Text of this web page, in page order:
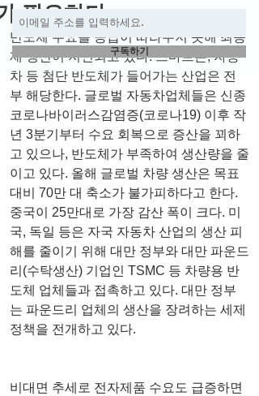
필요하다
반도체 수요를 공급이 따라주지 못해 최종
재 생산이 지연되고 있다. 스마트폰, 자동
차 등 첨단 반도체가 들어가는 산업은 전
부 해당한다. 글로벌 자동차업체들은 신종
코로나바이러스감염증(코로나19) 이후 작
년 3분기부터 수요 회복으로 증산을 꾀하
고 있으나, 반도체가 부족하여 생산량을 줄
이고 있다. 올해 글로벌 차량 생산은 목표
대비 70만 대 축소가 불가피하다고 한다.
중국이 25만대로 가장 감산 폭이 크다. 미
국, 독일 등은 자국 자동차 산업의 생산 피
해를 줄이기 위해 대만 정부와 대만 파운드
리(수탁생산) 기업인 TSMC 등 차량용 반
도체 업체들과 접촉하고 있다. 대만 정부
는 파운드리 업체의 생산을 장려하는 세제
정책을 전개하고 있다.
비대면 추세로 전자제품 수요도 급증하면
구독하기